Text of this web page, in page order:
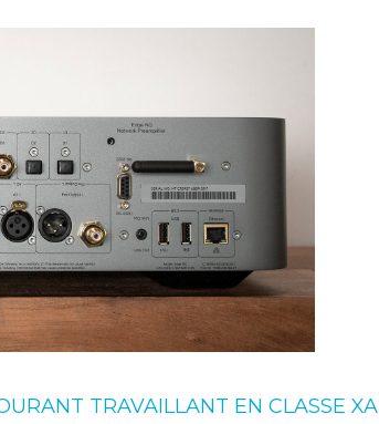
TRAVAILLANT EN CLASSE XA